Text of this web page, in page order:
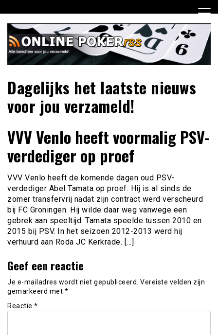
naar
inhoud
Dagelijks het laatste nieuws
voor jou verzameld!
VVV Venlo heeft voormalig PSV-
verdediger op proef
VVV Venlo heeft de komende dagen oud PSV-
verdediger Abel Tamata op proef. Hij is al sinds de
zomer transfervrij nadat zijn contract werd verscheurd
bij FC Groningen. Hij wilde daar weg vanwege een
gebrek aan speeltijd. Tamata speelde tussen 2010 en
2015 bij PSV. In het seizoen 2012-2013 werd hij
verhuurd aan Roda JC Kerkrade. […]
Geef een reactie
Je e-mailadres wordt niet gepubliceerd. Vereiste velden zijn
gemarkeerd met *
Reactie *